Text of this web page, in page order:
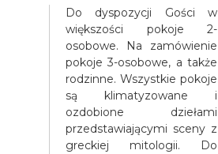
Do dyspozycji Gości w
większości pokoje 2-
osobowe. Na zamówienie
pokoje 3-osobowe, a także
rodzinne. Wszystkie pokoje
są klimatyzowane i
ozdobione dziełami
przedstawiającymi sceny z
greckiej mitologii. Do